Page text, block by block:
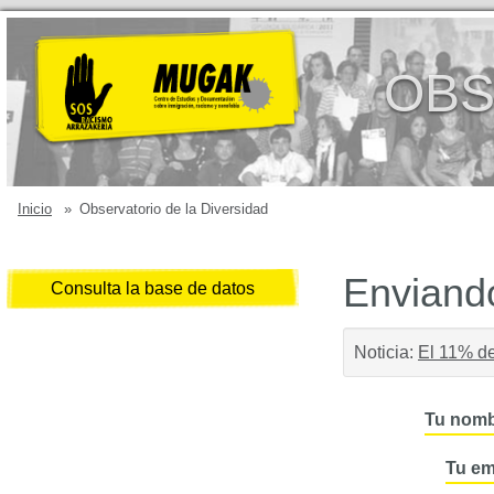
Inicio » Observatorio de la Diversidad
Consulta la base de datos
Noticia: El 11%
Tu
Tu